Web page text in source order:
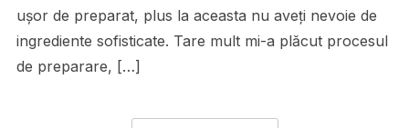
ușor de preparat, plus la aceasta nu aveți nevoie de
ingrediente sofisticate. Tare mult mi-a plăcut procesul
de preparare, […]